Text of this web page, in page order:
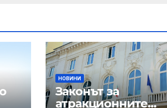
НОВИНИ
Законът за
атракционните